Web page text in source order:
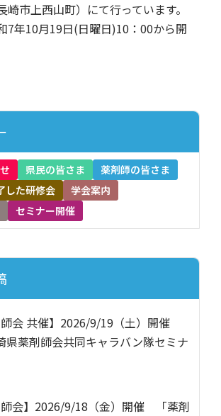
県民の皆さま
薬剤師の皆さま
した研修会
学会案内
セミナー開催
師会 共催】2026/9/19（土）開催
県薬剤師会共同キャラバン隊セミナ
師会】2026/9/18（金）開催 「薬剤
崎市上西山町）にて行っています。
7年10月19日(日曜日)10：00から開